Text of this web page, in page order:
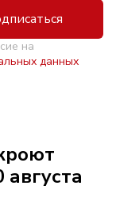
на
данных